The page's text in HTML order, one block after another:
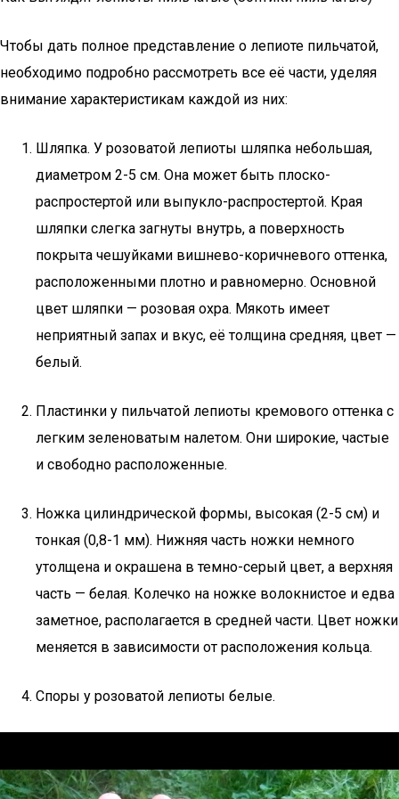
Чтобы дать полное представление о лепиоте пильчатой,
необходимо подробно рассмотреть все её части, уделяя
внимание характеристикам каждой из них:
Шляпка. У розоватой лепиоты шляпка небольшая,
диаметром 2-5 см. Она может быть плоско-
распростертой или выпукло-распростертой. Края
шляпки слегка загнуты внутрь, а поверхность
покрыта чешуйками вишнево-коричневого оттенка,
расположенными плотно и равномерно. Основной
цвет шляпки — розовая охра. Мякоть имеет
неприятный запах и вкус, её толщина средняя, цвет —
белый.
Пластинки у пильчатой лепиоты кремового оттенка с
легким зеленоватым налетом. Они широкие, частые
и свободно расположенные.
Ножка цилиндрической формы, высокая (2-5 см) и
тонкая (0,8-1 мм). Нижняя часть ножки немного
утолщена и окрашена в темно-серый цвет, а верхняя
часть — белая. Колечко на ножке волокнистое и едва
заметное, располагается в средней части. Цвет ножки
меняется в зависимости от расположения кольца.
Споры у розоватой лепиоты белые.